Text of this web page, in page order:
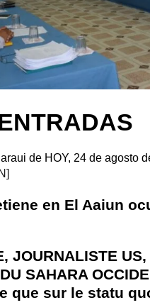
de HOY, 24 de agosto
en El Aaiun
JOURNALISTE US,
SAHARA
que sur le statu